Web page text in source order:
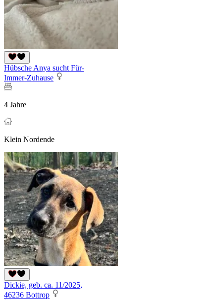
Hübsche Anya sucht Für-
Immer-Zuhause
4 Jahre
Klein Nordende
Dickie, geb. ca. 11/2025,
46236 Bottrop